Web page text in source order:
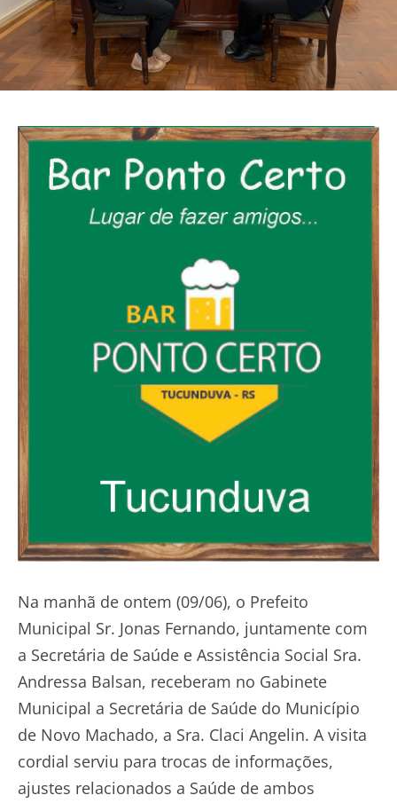
Na manhã de ontem (09/06), o Prefeito
Municipal Sr. Jonas Fernando, juntamente com
a Secretária de Saúde e Assistência Social Sra.
Andressa Balsan, receberam no Gabinete
Municipal a Secretária de Saúde do Município
de Novo Machado, a Sra. Claci Angelin. A visita
cordial serviu para trocas de informações,
ajustes relacionados a Saúde de ambos